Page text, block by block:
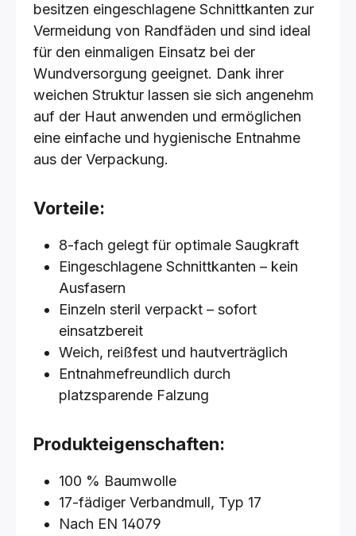
besitzen eingeschlagene Schnittkanten zur
Vermeidung von Randfäden und sind ideal
für den einmaligen Einsatz bei der
Wundversorgung geeignet. Dank ihrer
weichen Struktur lassen sie sich angenehm
auf der Haut anwenden und ermöglichen
eine einfache und hygienische Entnahme
aus der Verpackung.
Vorteile:
8-fach gelegt für optimale Saugkraft
Eingeschlagene Schnittkanten – kein
Ausfasern
Einzeln steril verpackt – sofort
einsatzbereit
Weich, reißfest und hautverträglich
Entnahmefreundlich durch
platzsparende Falzung
Produkteigenschaften:
100 % Baumwolle
17-fädiger Verbandmull, Typ 17
Nach EN 14079